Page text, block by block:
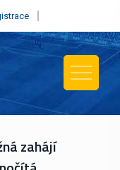
zahájí